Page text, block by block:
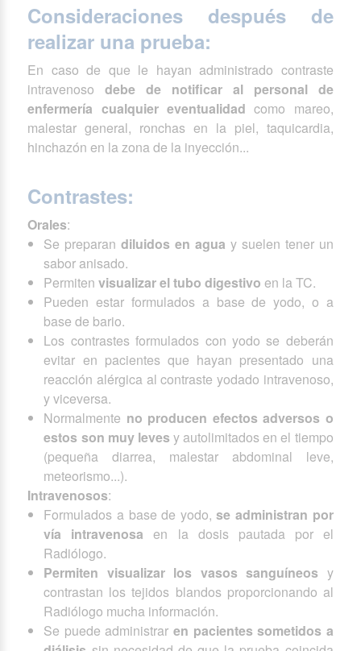
Consideraciones después de
realizar una prueba:
En caso de que le hayan administrado contraste
intravenosodebe de notificar al personal de
enfermería cualquier eventualidad como mareo,
malestar general, ronchas en la piel, taquicardia,
hinchazón en la zona de la inyección...
Contrastes:
Orales:
Se preparandiluidos en agua y suelen tener un
sabor anisado.
Permitenvisualizar el tubo digestivo en la TC.
Pueden estar formulados a base de yodo, o a
base de bario.
Los contrastes formulados con yodo se deberán
evitar en pacientes que hayan presentado una
reacción alérgica al contraste yodado intravenoso,
y viceversa.
Normalmente no producen efectos adversos o
estos son muy leves y autolimitados en el tiempo
(pequeña diarrea, malestar abdominal leve,
meteorismo...).
Intravenosos:
Formulados a base de yodo,se administran por
vía intravenosa en la dosis pautada por el
Radiólogo.
Permiten visualizar los vasos sanguíneos y
contrastan los tejidos blandos proporcionando al
Radiólogo mucha información.
Se puede administrar en pacientes sometidos a